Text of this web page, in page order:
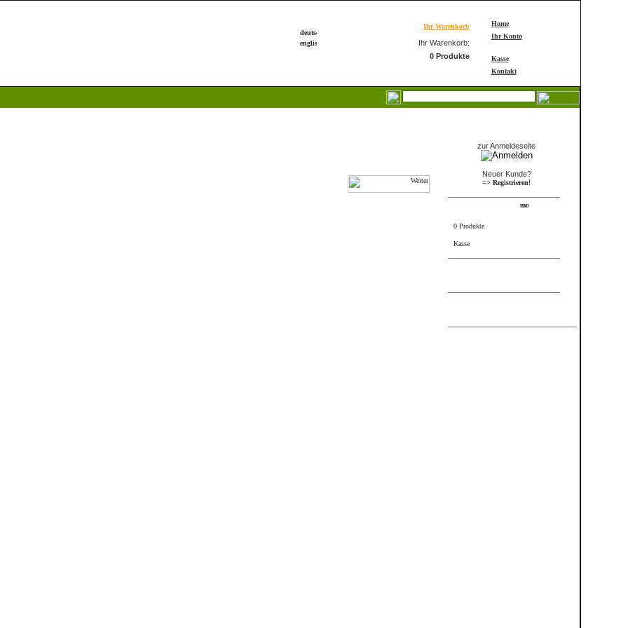
Ihr Warenkorb
Ihr Warenkorb:
0 Produkte
Home
Ihr Konto
Kasse
Kontakt
zur Anmeldeseite
Neuer Kunde?
=> Registrieren!
0 Produkte
Kasse